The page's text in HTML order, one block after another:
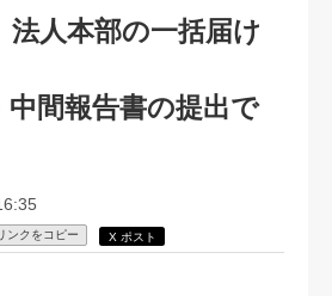
人本部の一括届け
中間報告書の提出で
ンクをコピー X ポスト